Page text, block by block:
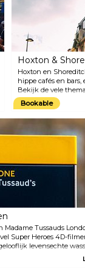
Hoxton &
Hoxton en
hippe cafés en
Bekijk de vele
gerechten serveren
designwinkels zijn er
Bookable
Madame Tussauds
Super Heroes 4D-
levensechte
uit de hele
Van Johnny Depp